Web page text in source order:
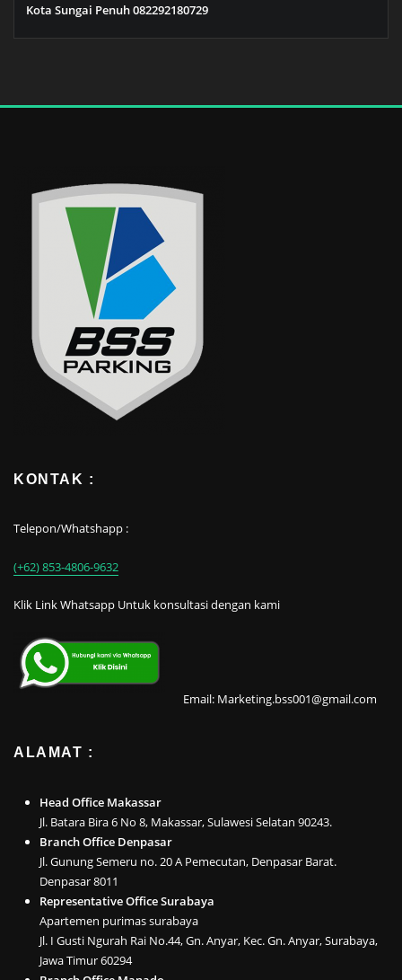
Kota Sungai Penuh 082292180729
KONTAK :
Telepon/Whatshapp :
(+62) 853-4806-9632
Klik Link Whatsapp Untuk konsultasi dengan kami
Email: Marketing.bss001@gmail.com
ALAMAT :
Head Office Makassar
Jl. Batara Bira 6 No 8, Makassar, Sulawesi Selatan 90243.
Branch Office Denpasar
Jl. Gunung Semeru no. 20 A Pemecutan, Denpasar Barat.
Denpasar 8011
Representative Office Surabaya
Apartemen purimas surabaya
Jl. I Gusti Ngurah Rai No.44, Gn. Anyar, Kec. Gn. Anyar, Surabaya,
Jawa Timur 60294